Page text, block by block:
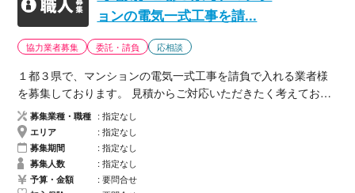
ョンの電気一式工事を請...
協力業者募集 委託・請負 応相談
１都３県で、マンションの電気一式工事を請負で入れる業者様
を募集しております。 見積からご対応いただきたく考えており
ます。 弊社でマンションの案件の話があり、今後マンションの
案件が来た際に入っていただく予定です。 マンションの電気一
式工事ができる業者様がいましたら、事前に打ち合わせ等がで
きればと考えております。 ご興味ある方は、お気軽にメッセー
ジお待ちしております。 【ご連絡いただける方へ】 以下を記載
募集業種・職種
指定なし
エリア
指定なし
募集期間
指定なし
募集人数
指定なし
予算・金額
要問合せ